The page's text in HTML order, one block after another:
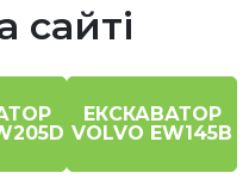
сайті
ЕКСКАВАТОР
VOLVO EW145B